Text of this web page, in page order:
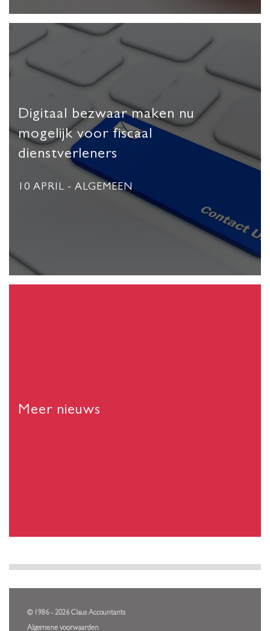
Digitaal bezwaar maken nu
mogelijk voor fiscaal
dienstverleners
10 APRIL - ALGEMEEN
Meer nieuws
© 1986 - 2026 Claus Accountants
Algemene voorwaarden